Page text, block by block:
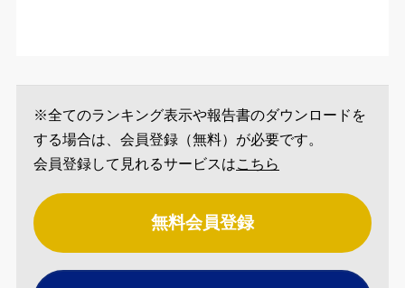
※全てのランキング表示や報告書のダウンロードを
する場合は、会員登録（無料）が必要です。
会員登録して見れるサービスはこちら
無料会員登録